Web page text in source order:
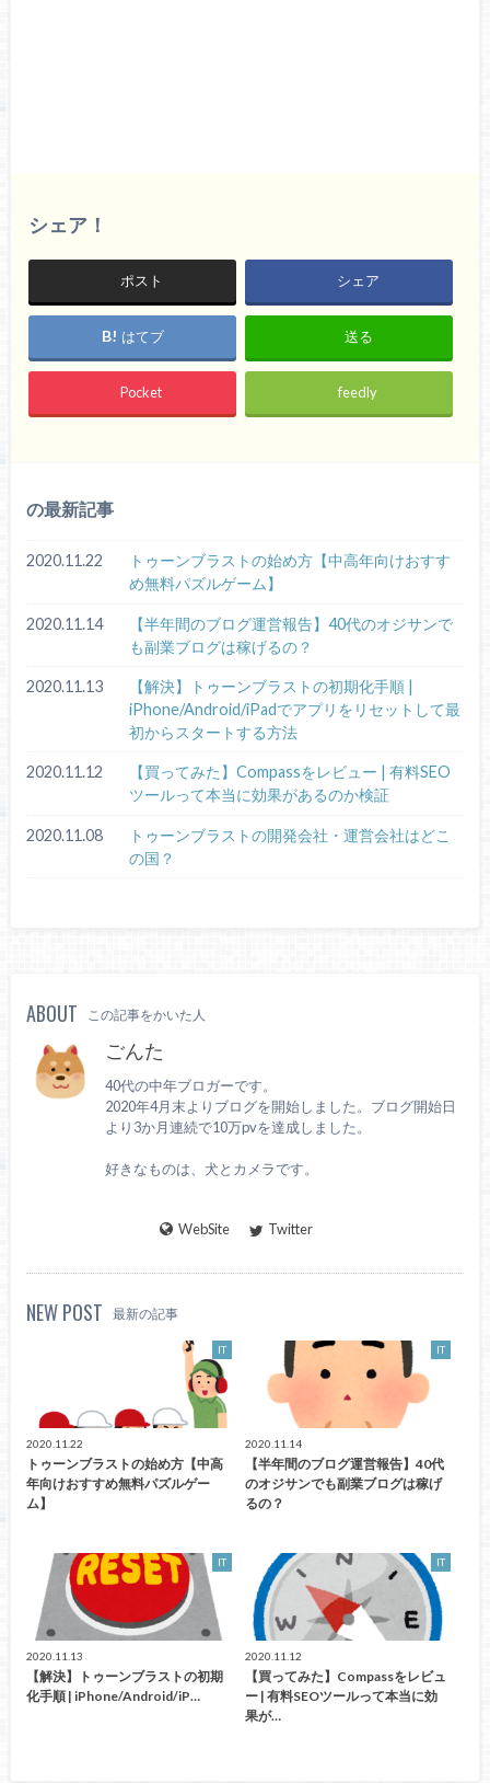
シェア！
ポスト シェア
はてブ 送る
Pocket feedly
の最新記事
2020.11.22
トゥーンブラストの始め方【中高年向けおすす
め無料パズルゲーム】
2020.11.14
【半年間のブログ運営報告】40代のオジサンで
も副業ブログは稼げるの？
2020.11.13
【解決】トゥーンブラストの初期化手順 |
iPhone/Android/iPadでアプリをリセットして最
初からスタートする方法
2020.11.12
【買ってみた】Compassをレビュー | 有料SEO
ツールって本当に効果があるのか検証
2020.11.08
トゥーンブラストの開発会社・運営会社はどこ
の国？
ABOUT この記事をかいた人
ごんた
40代の中年ブロガーです。
2020年4月末よりブログを開始しました。ブログ開始日
より3か月連続で10万pvを達成しました。
好きなものは、犬とカメラです。
WebSite Twitter
NEW POST 最新の記事
IT
2020.11.22
トゥーンブラストの始め方【中高
年向けおすすめ無料パズルゲー
ム】
IT
2020.11.14
【半年間のブログ運営報告】40代
のオジサンでも副業ブログは稼げ
るの？
IT
2020.11.13
【解決】トゥーンブラストの初期
化手順 | iPhone/Android/iP…
IT
2020.11.12
【買ってみた】Compassをレビュ
ー | 有料SEOツールって本当に効
果が…